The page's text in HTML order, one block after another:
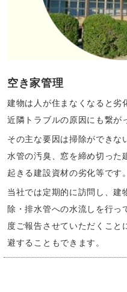
空き家管理
建物は人が住まなくなると劣
近隣トラブルの原因にも繋が
その主な要因は掃除ができな
水管の汚臭、窓を締め切った
起きる建設資材の劣化等です。
当社では定期的に訪問し、建
除・排水管への水流しを行っ
度ご報告させていただくこと
避することもできます。